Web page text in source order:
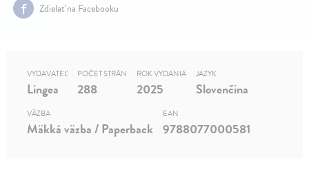
Zdielať na Facebooku
VYDAVATEĽ
Lingea
POČET STRÁN
288
ROK VYDANIA
2025
JAZYK
Slovenčina
VÄZBA
Mäkká väzba / Paperback
EAN
9788077000581